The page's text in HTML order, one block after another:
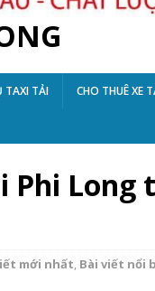
TAXI TẢI CHO THUÊ XE
Phi Long
mới nhất, Bài viết nổi